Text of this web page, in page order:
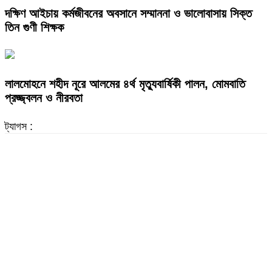
দক্ষিণ আইচায় কর্মজীবনের অবসানে সম্মাননা ও ভালোবাসায় সিক্ত
তিন গুণী শিক্ষক
লালমোহনে শহীদ নূরে আলমের ৪র্থ মৃত্যুবার্ষিকী পালন, মোমবাতি
প্রজ্জ্বলন ও নীরবতা
ট্যাগস :